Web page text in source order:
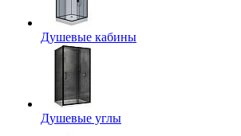
Душевые кабины
Душевые углы